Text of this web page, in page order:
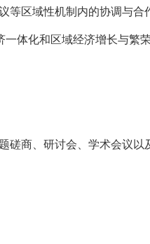
区域性机制内的协调与合
体化和区域经济增长与繁
磋商、研讨会、学术会议以